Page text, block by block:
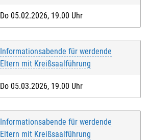
Do 05.02.2026, 19.00 Uhr
Informationsabende für werdende
Eltern mit Kreißsaalführung
Do 05.03.2026, 19.00 Uhr
Informationsabende für werdende
Eltern mit Kreißsaalführung